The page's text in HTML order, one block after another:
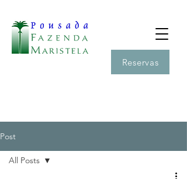
Reservas
Post
All Posts